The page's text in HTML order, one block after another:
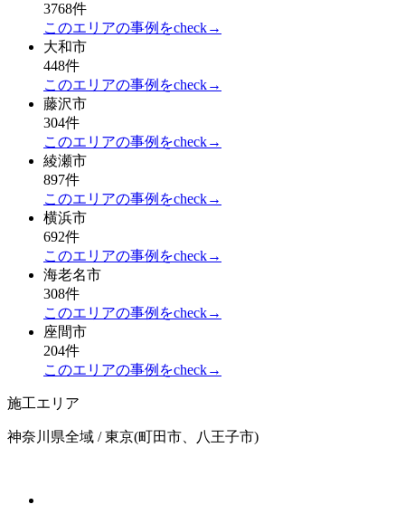
3768件
このエリアの事例をcheck→
大和市
448件
このエリアの事例をcheck→
藤沢市
304件
このエリアの事例をcheck→
綾瀬市
897件
このエリアの事例をcheck→
横浜市
692件
このエリアの事例をcheck→
海老名市
308件
このエリアの事例をcheck→
座間市
204件
このエリアの事例をcheck→
施工エリア
神奈川県全域 / 東京(町田市、八王子市)